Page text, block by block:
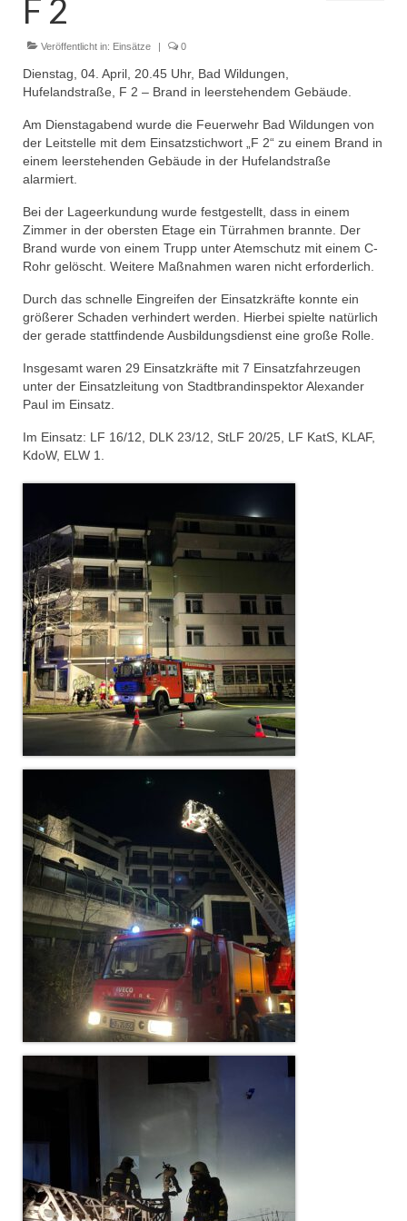
Einsätze
Einsatzstichworte
Jugendfeuerwehr
Infos
Gründung Jugendfeuerwehr 1996
25-jähriges Jubiläum Jugendfeuerwehr 2021
Kreiszeltlager 2023
Kinderfeuerwehr
Infos
Katastrophenschutz
Dienstplan Dekon-Zug
KatS-Zug
Dienstplan KatS-Zug
10 Jahre KatS-Zug
Musikzug
Infos
Termine
Christkindwiegen
Christkindwiegen 2024
Christkindwiegen 2023
Christkindwiegen 2022
Christkindwiegen 2021
Christkindwiegen 2019
Christkindwiegen 2018
Christkindwiegen 2016
Jahreskonzert 2017
Oktoberfestkonzert 2018
F 2
Veröffentlicht in: Einsätze | 0
Dienstag, 04. April, 20.45 Uhr, Bad Wildungen,
Hufelandstraße, F 2 – Brand in leerstehendem Gebäude.
Am Dienstagabend wurde die Feuerwehr Bad Wildungen von
der Leitstelle mit dem Einsatzstichwort „F 2“ zu einem Brand in
einem leerstehenden Gebäude in der Hufelandstraße
alarmiert.
Bei der Lageerkundung wurde festgestellt, dass in einem
Zimmer in der obersten Etage ein Türrahmen brannte. Der
Brand wurde von einem Trupp unter Atemschutz mit einem C-
Rohr gelöscht. Weitere Maßnahmen waren nicht erforderlich.
Durch das schnelle Eingreifen der Einsatzkräfte konnte ein
größerer Schaden verhindert werden. Hierbei spielte natürlich
der gerade stattfindende Ausbildungsdienst eine große Rolle.
Insgesamt waren 29 Einsatzkräfte mit 7 Einsatzfahrzeugen
unter der Einsatzleitung von Stadtbrandinspektor Alexander
Paul im Einsatz.
Im Einsatz: LF 16/12, DLK 23/12, StLF 20/25, LF KatS, KLAF,
KdoW, ELW 1.